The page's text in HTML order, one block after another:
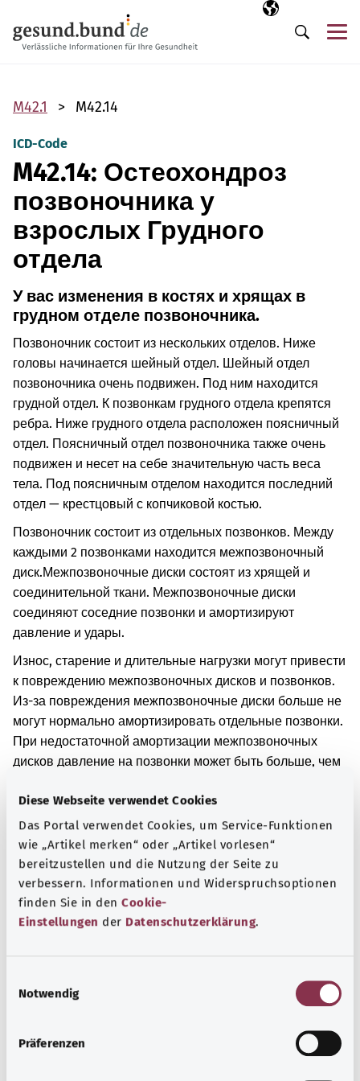
Diese Webseite verwendet Cookies
Das Portal verwendet Cookies, um Service-Funktionen
wie „Artikel merken“ oder „Artikel vorlesen“
bereitzustellen und die Nutzung der Seite zu
verbessern. Informationen und Widerspruchsoptionen
finden Sie in den Cookie-
Einstellungen der Datenschutzerklärung.
Notwendig
Präferenzen
Выбранный
RU
Поиск
M42.1 M42.14
ICD-Code
M42.14: Остеохондроз
позвоночника у
взрослых Грудного
отдела
У вас изменения в костях и хрящах в
грудном отделе позвоночника.
Позвоночник состоит из нескольких отделов. Ниже
головы начинается шейный отдел. Шейный отдел
позвоночника очень подвижен. Под ним находится
грудной отдел. К позвонкам грудного отдела крепятся
ребра. Ниже грудного отдела расположен поясничный
отдел. Поясничный отдел позвоночника также очень
подвижен и несет на себе значительную часть веса
тела. Под поясничным отделом находится последний
отдел — крестцовый с копчиковой костью.
Позвоночник состоит из отдельных позвонков. Между
каждыми 2 позвонками находится межпозвоночный
диск.Межпозвоночные диски состоят из хрящей и
соединительной ткани. Межпозвоночные диски
соединяют соседние позвонки и амортизируют
давление и удары.
Износ, старение и длительные нагрузки могут привести
к повреждению межпозвоночных дисков и позвонков.
Из-за повреждения межпозвоночные диски больше не
могут нормально амортизировать отдельные позвонки.
При недостаточной амортизации межпозвоночных
дисков давление на позвонки может быть больше, чем
давление, в верхней и нижней частях позвонков при
этом заболевании могут образоваться костные
выступы. Помимо прочего, при этом заболевании
связи между позвонками и межпозвоночными дисками
могут быть уже не такими прочными. Позвонки при
этом могут смещаться.
Вначале при этом заболевании симптомы могут
этого, движения позвоночника могут быть ограничены.